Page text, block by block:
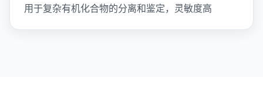
用于复杂有机化合物的分离和鉴定，灵敏度高